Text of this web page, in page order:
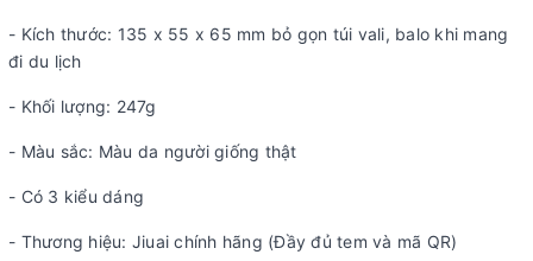
- Kích thước: 135 x 55 x 65 mm bỏ gọn túi vali, balo khi mang
đi du lịch
- Khối lượng: 247g
- Màu sắc: Màu da người giống thật
- Có 3 kiểu dáng
- Thương hiệu: Jiuai chính hãng (Đầy đủ tem và mã QR)